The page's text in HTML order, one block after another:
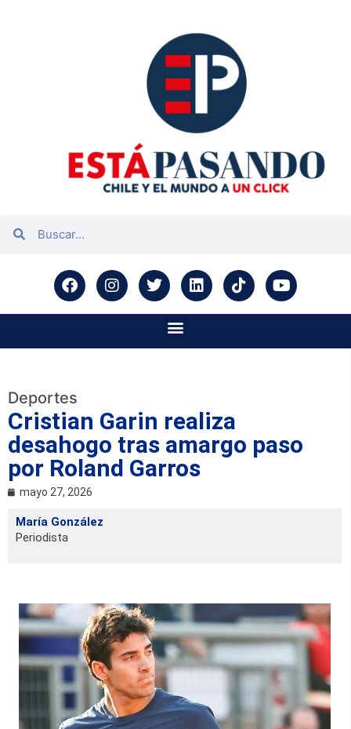
Deportes
Cristian Garin realiza
desahogo tras amargo paso
por Roland Garros
mayo 27, 2026
María González
Periodista